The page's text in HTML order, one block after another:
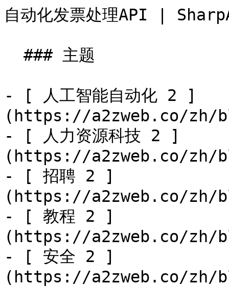
自动化发票处理API |
- [ 人工智能自动化 2 ]
(https://a2zweb.co/zh/
- [ 人力资源科技 2 ]
(https://a2zweb.co/zh/
- [ 招聘 2 ]
(https://a2zweb.co/zh/
- [ 教程 2 ]
(https://a2zweb.co/
- [ 安全 2 ]
(https://a2zweb.co/